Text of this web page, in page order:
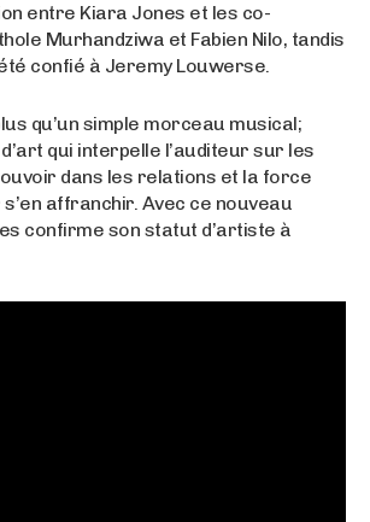
entre Kiara Jones et les co-
Murhandziwa et Fabien Nilo, tandis
confié à Jeremy Louwerse.
qu’un simple morceau musical;
qui interpelle l’auditeur sur les
dans les relations et la force
affranchir. Avec ce nouveau
confirme son statut d’artiste à